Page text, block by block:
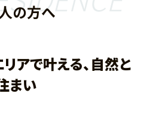
の方へ
アで叶える、自然と
まい